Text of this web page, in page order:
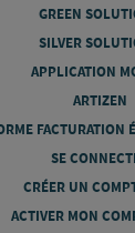
GREEN
SILVER
APPLICATION
ARTIZEN
FACTURATION
SE
CRÉER UN
ACTIVER MON